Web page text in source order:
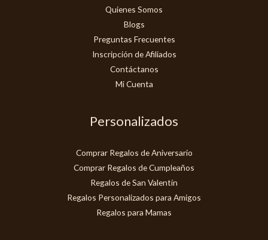
Quienes Somos
Blogs
Preguntas Frecuentes
Inscripción de Afiliados
Contáctanos
Mi Cuenta
Personalizados
Comprar Regalos de Aniversario
Comprar Regalos de Cumpleaños
Regalos de San Valentín
Regalos Personalizados para Amigos
Regalos para Mamas